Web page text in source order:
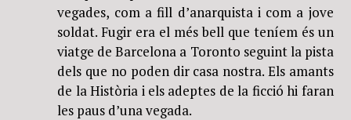
vegades, com a fill d’anarquista i com a jove
soldat. Fugir era el més bell que teníem és un
viatge de Barcelona a Toronto seguint la pista
dels que no poden dir casa nostra. Els amants
de la Història i els adeptes de la ficció hi faran
les paus d’una vegada.